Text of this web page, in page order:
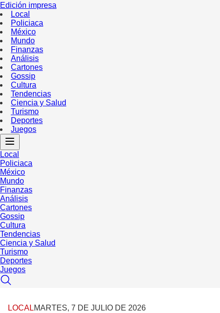
Edición impresa
Local
Policiaca
México
Mundo
Finanzas
Análisis
Cartones
Gossip
Cultura
Tendencias
Ciencia y Salud
Turismo
Deportes
Juegos
Local
Policiaca
México
Mundo
Finanzas
Análisis
Cartones
Gossip
Cultura
Tendencias
Ciencia y Salud
Turismo
Deportes
Juegos
LOCALMARTES, 7 DE JULIO DE 2026